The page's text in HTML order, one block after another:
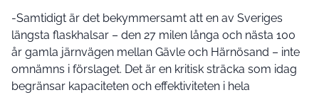
-Samtidigt är det bekymmersamt att en av Sveriges
längsta flaskhalsar – den 27 milen långa och nästa 100
år gamla järnvägen mellan Gävle och Härnösand – inte
omnämns i förslaget. Det är en kritisk sträcka som idag
begränsar kapaciteten och effektiviteten i hela